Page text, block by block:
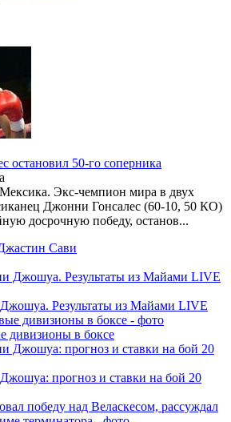
остановил 50-го соперника
Экс-чемпион мира в двух
Джонни Гонсалес (60-10, 50 КО)
досрочную победу, останов...
Сави
Результаты из Майами LIVE
дивизионы в боксе
прогноз и ставки на бой 20